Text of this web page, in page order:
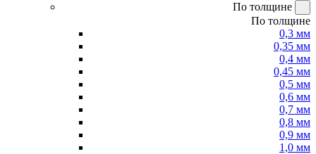
По толщине
По толщине
0,3 мм
0,35 мм
0,4 мм
0,45 мм
0,5 мм
0,6 мм
0,7 мм
0,8 мм
0,9 мм
1,0 мм